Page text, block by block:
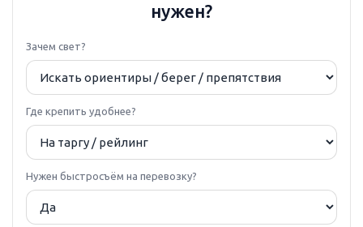
нужен?
Зачем свет?
Где крепить удобнее?
Нужен быстросъём на перевозку?